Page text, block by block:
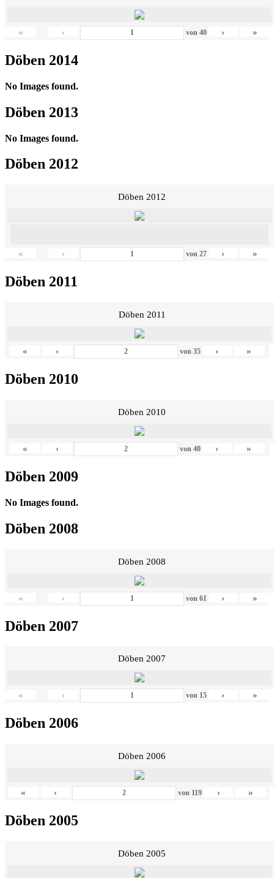
« ‹ von 40 › »
Döben 2014
No Images found.
Döben 2013
No Images found.
Döben 2012
Döben 2012
« ‹ von 27 › »
Döben 2011
Döben 2011
« ‹ von 35 › »
Döben 2010
Döben 2010
« ‹ von 40 › »
Döben 2009
No Images found.
Döben 2008
Döben 2008
« ‹ von 61 › »
Döben 2007
Döben 2007
« ‹ von 15 › »
Döben 2006
Döben 2006
« ‹ von 119 › »
Döben 2005
Döben 2005